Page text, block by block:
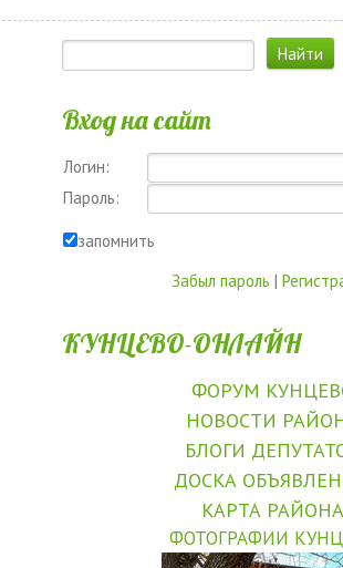
Вход на сайт
Логин:
Пароль:
запомнить
Забыл пароль |
КУНЦЕВО-ОНЛАЙН
ФОРУМ
НОВОСТИ
БЛОГИ
ДОСКА
КАРТА РАЙОНА
ФОТОГРАФИИ